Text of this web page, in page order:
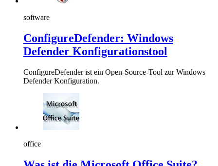
software
ConfigureDefender: Windows
Defender Konfigurationstool
ConfigureDefender ist ein Open-Source-Tool zur Windows
Defender Konfiguration.
office